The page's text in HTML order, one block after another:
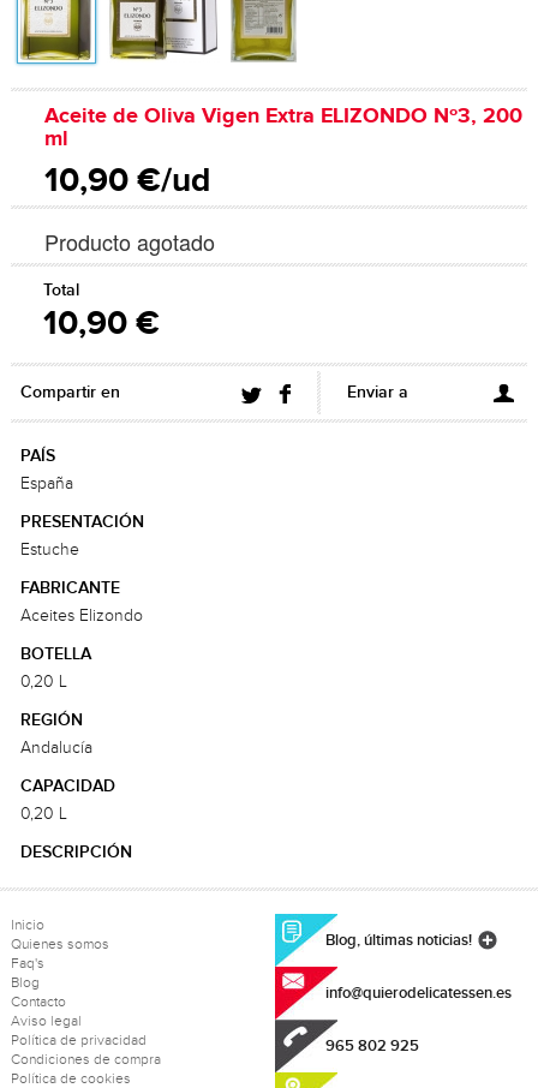
Aceite de Oliva Vigen Extra ELIZONDO Nº3, 200
ml
10,90 €/ud
Producto agotado
Total
10,90 €
Compartir en Enviar a
PAÍS
España
PRESENTACIÓN
Estuche
FABRICANTE
Aceites Elizondo
BOTELLA
0,20 L
REGIÓN
Andalucía
CAPACIDAD
0,20 L
DESCRIPCIÓN
Inicio
Quienes somos
Faq's
Blog
Contacto
Aviso legal
Política de privacidad
Condiciones de compra
Política de cookies
Blog, últimas noticias!
info@quierodelicatessen.es
965 802 925